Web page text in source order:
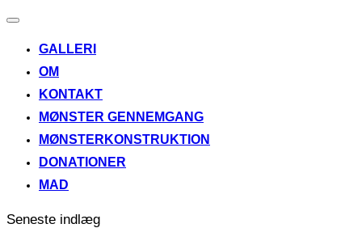
Slå
til/fra
GALLERI
OM
KONTAKT
MØNSTER GENNEMGANG
MØNSTERKONSTRUKTION
DONATIONER
MAD
Seneste indlæg